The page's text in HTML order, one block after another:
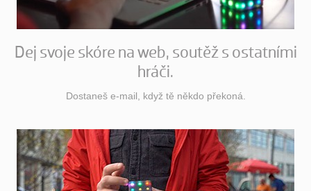
Dej svoje skóre na web, soutěž s ostatními
hráči.
Dostaneš e-mail, když tě někdo překoná.